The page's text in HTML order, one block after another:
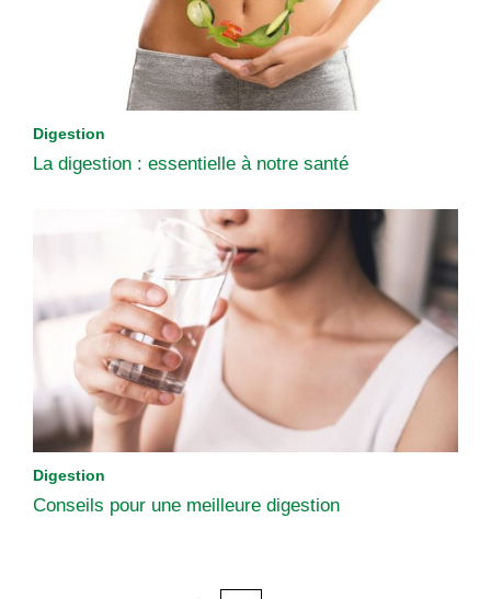
Digestion
La digestion : essentielle à notre santé
Digestion
Conseils pour une meilleure digestion